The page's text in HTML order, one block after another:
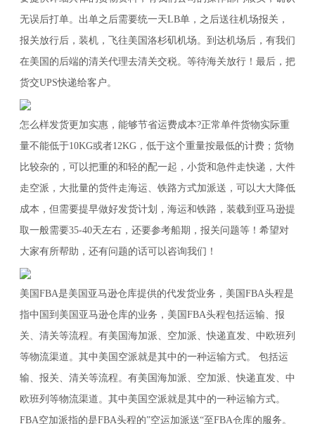
无误后打单。出单之后需要统一天LB单，之后送往机场报关，
报关放行后，装机，飞往美国洛杉矶机场。到达机场后，有我们
在美国的后端的清关代理去清关交税。等待海关放行！最后，把
货交UPS快递给客户。
怎么样发货更加实惠，能够节省运费成本?正常单件货物实际重
量不能低于10KG或者12KG，低于这个重量按最低的计费；货物
比较杂的，可以把重的和轻的配一起，小货和急件走快递，大件
走空派，大批量的货件走海运、铁路方式加派送，可以大大降低
成本，但需要提早做好发货计划，海运和铁路，装载到亚马逊提
取一般需要35-40天左右，还要参考船期，报关问题等！希望对
大家有所帮助，还有问题的话可以咨询我们！
美国FBA是美国亚马逊仓库提供的代发货业务，美国FBA头程是
指中国到美国亚马逊仓库的业务，美国FBA头程包括运输、报
关、清关等流程。有美国海加派、空加派、快递直发、中欧班列
等物流渠道。其中美国空派就是其中的一种运输方式。 包括运
输、报关、清关等流程。有美国海加派、空加派、快递直发、中
欧班列等物流渠道。其中美国空派就是其中的一种运输方式。
FBA空加派指的是FBA头程的”空运加派送“至FBA仓库的服务。